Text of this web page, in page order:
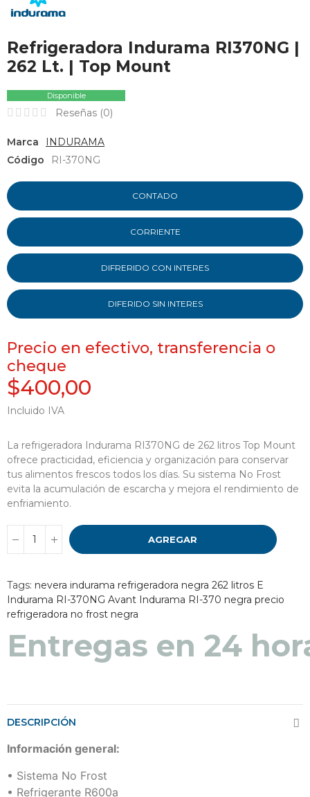
Refrigeradora Indurama RI370NG |
262 Lt. | Top Mount
Disponible
Reseñas (0)
Marca
INDURAMA
Código
RI-370NG
CONTADO
CORRIENTE
DIFRERIDO CON INTERES
DIFERIDO SIN INTERES
Precio en efectivo, transferencia o
cheque
$400,00
Incluido IVA
La refrigeradora Indurama RI370NG de 262 litros Top Mount
ofrece practicidad, eficiencia y organización para conservar
tus alimentos frescos todos los días. Su sistema No Frost
evita la acumulación de escarcha y mejora el rendimiento de
enfriamiento.
AGREGAR
Tags: nevera indurama refrigeradora negra 262 litros E
Indurama RI-370NG Avant Indurama RI-370 negra precio
refrigeradora no frost negra
Entregas en 24
DESCRIPCIÓN
Información general:
• Sistema No Frost
• Refrigerante R600a